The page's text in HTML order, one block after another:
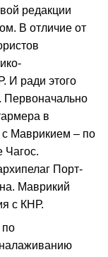
редакции
В отличие от
И ради этого
Первоначально
в
с Маврикием – по
Чагос.
Порт-
Маврикий
с КНР.
по